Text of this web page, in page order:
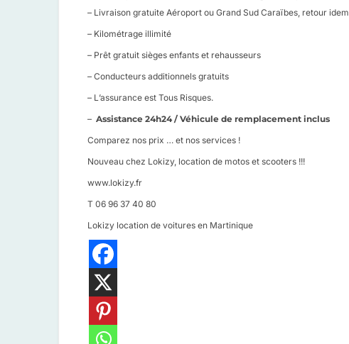
– Livraison gratuite Aéroport ou Grand Sud Caraïbes, retour idem
– Kilométrage illimité
– Prêt gratuit sièges enfants et rehausseurs
– Conducteurs additionnels gratuits
– L’assurance est Tous Risques.
– Assistance 24h24 / Véhicule de remplacement inclus
Comparez nos prix … et nos services !
Nouveau chez Lokizy, location de motos et scooters !!!
www.lokizy.fr
T 06 96 37 40 80
Lokizy location de voitures en Martinique